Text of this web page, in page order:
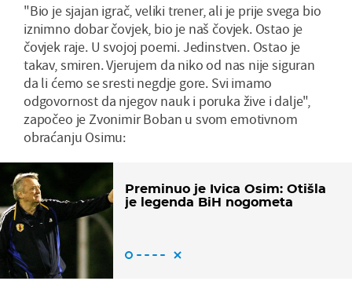
"Bio je sjajan igrač, veliki trener, ali je prije svega bio
iznimno dobar čovjek, bio je naš čovjek. Ostao je
čovjek raje. U svojoj poemi. Jedinstven. Ostao je
takav, smiren. Vjerujem da niko od nas nije siguran
da li ćemo se sresti negdje gore. Svi imamo
odgovornost da njegov nauk i poruka žive i dalje",
započeo je Zvonimir Boban u svom emotivnom
obraćanju Osimu:
Preminuo je Ivica Osim: Otišla
je legenda BiH nogometa